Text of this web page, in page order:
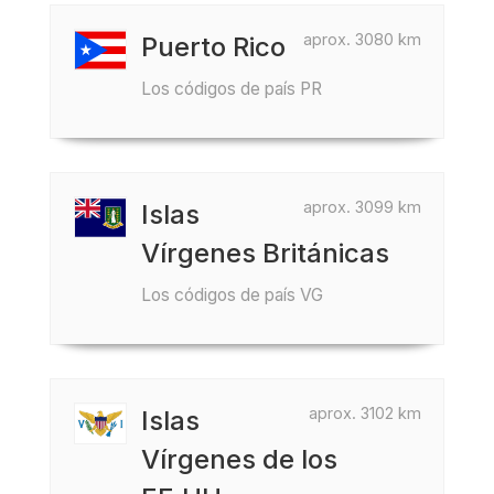
aprox. 3080 km
Puerto Rico
Los códigos de país PR
aprox. 3099 km
Islas
Vírgenes Británicas
Los códigos de país VG
aprox. 3102 km
Islas
Vírgenes de los